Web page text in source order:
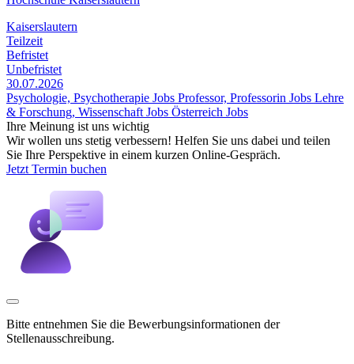
Kaiserslautern
Teilzeit
Befristet
Unbefristet
30.07.2026
Psychologie, Psychotherapie Jobs Professor, Professorin Jobs Lehre
& Forschung, Wissenschaft Jobs Österreich Jobs
Ihre Meinung ist uns wichtig
Wir wollen uns stetig verbessern! Helfen Sie uns dabei und teilen
Sie Ihre Perspektive in einem kurzen Online-Gespräch.
Jetzt Termin buchen
Bitte entnehmen Sie die Bewerbungsinformationen der
Stellenausschreibung.